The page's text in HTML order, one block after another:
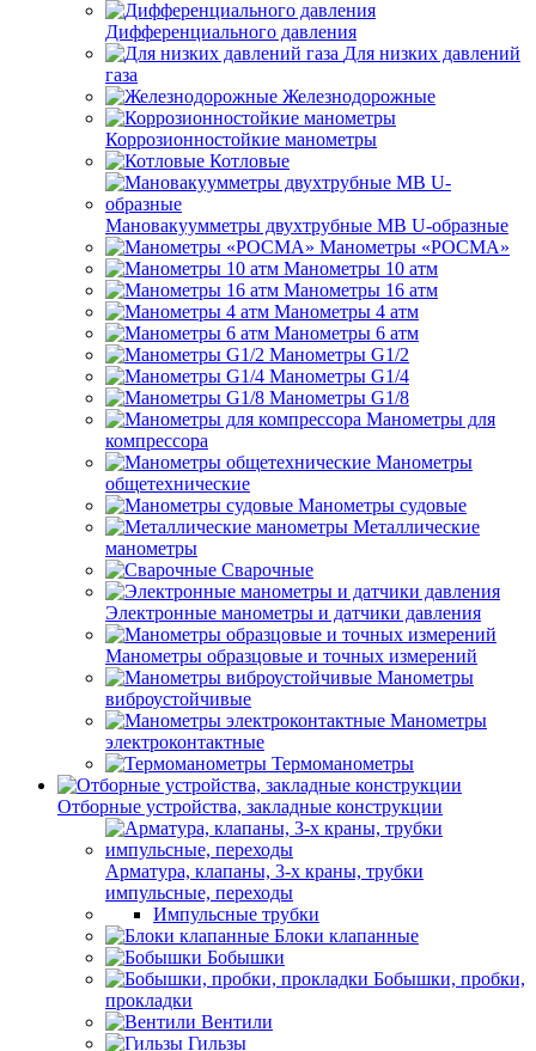
Дифференциального давления
Для низких давлений
газа
Железнодорожные
Коррозионностойкие манометры
Котловые
Мановакуумметры двухтрубные МВ U-образные
Манометры «РОСМА»
Манометры 10 атм
Манометры 16 атм
Манометры 4 атм
Манометры 6 атм
Манометры G1/2
Манометры G1/4
Манометры G1/8
Манометры для
компрессора
Манометры
общетехнические
Манометры судовые
Металлические
манометры
Сварочные
Электронные манометры и датчики давления
Манометры образцовые и точных измерений
Манометры
виброустойчивые
Манометры
электроконтактные
Термоманометры
Отборные устройства, закладные конструкции
Арматура, клапаны, 3-х краны, трубки
импульсные, переходы
Импульсные трубки
Блоки клапанные
Бобышки
Бобышки, пробки,
прокладки
Вентили
Гильзы